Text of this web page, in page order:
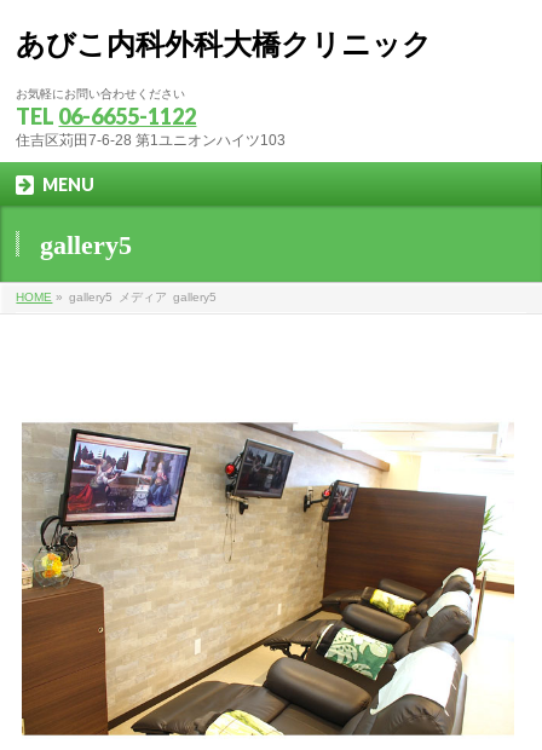
あびこ内科外科大橋クリニック
お気軽にお問い合わせください
TEL 06-6655-1122
住吉区苅田7-6-28 第1ユニオンハイツ103
MENU
gallery5
HOME » gallery5 メディア gallery5